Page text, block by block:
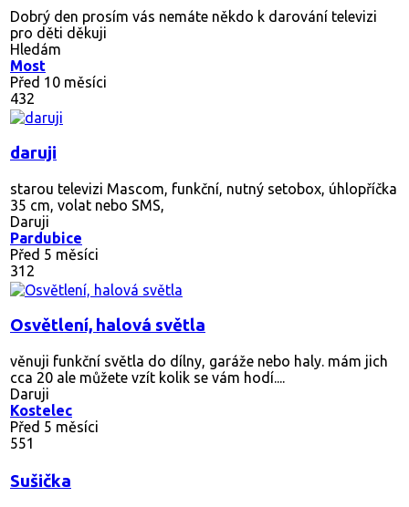
Dobrý den prosím vás nemáte někdo k darování televizi
pro děti děkuji
Hledám
Most
Před 10 měsíci
432
daruji
starou televizi Mascom, funkční, nutný setobox, úhlopříčka
35 cm, volat nebo SMS,
Daruji
Pardubice
Před 5 měsíci
312
Osvětlení, halová světla
věnuji funkční světla do dílny, garáže nebo haly. mám jich
cca 20 ale můžete vzít kolik se vám hodí....
Daruji
Kostelec
Před 5 měsíci
551
Sušička